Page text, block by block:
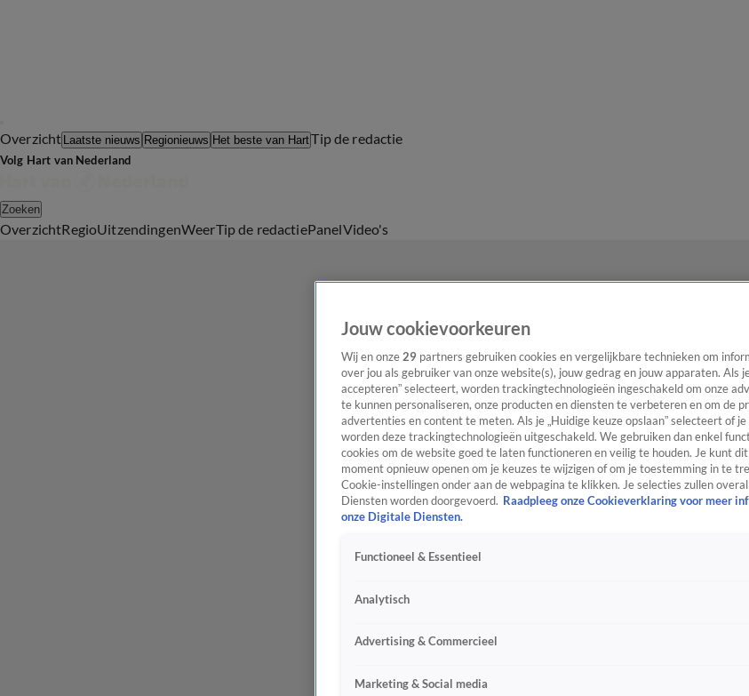
Overzicht Laatste nieuws Regionieuws Het beste van HartTip de redactie
Volg Hart van Nederland
Zoeken
OverzichtRegioUitzendingenWeerTip de redactiePanelVideo's
Jouw cookievoorkeuren
Wij en onze 29 partners gebruiken cookies en vergelijkbare technieken om
over jou als gebruiker van onze website(s), jouw gedrag en jouw apparaten. Als
accepteren” selecteert, worden trackingtechnologieën ingeschakeld om onze
te kunnen personaliseren, onze producten en diensten te verbeteren en om de
advertenties en content te meten. Als je „Huidige keuze opslaan” selecteert of
worden deze trackingtechnologieën uitgeschakeld. We gebruiken dan enkel
cookies om de website goed te laten functioneren en veilig te houden. Je kunt
moment opnieuw openen om je keuzes te wijzigen of om je toestemming in te
Cookie-instellingen onder aan de webpagina te klikken. Je selecties zullen
Diensten worden doorgevoerd. Raadpleeg onze Cookieverklaring voor meer
onze Digitale Diensten.
Functioneel & Essentieel
Analytisch
Advertising & Commercieel
Marketing & Social media